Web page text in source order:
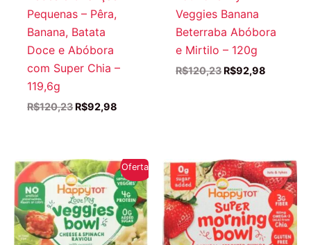
Pequenas – Pêra,
Banana, Batata
Doce e Abóbora
com Super Chia –
119,6g
R$120,23 O
R$92,98
Veggies Banana
Beterraba Abóbora
e Mirtilo – 120g
R$120,23 O
R$92,98
Oferta!